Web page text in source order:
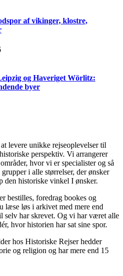
af vikinger, klostre,
og Haveriget Wörlitz:
byer
levere unikke rejseoplevelser til
perspektiv. Vi arrangerer
hvor vi er specialister og så
i alle størrelser, der ønsker
den historiske vinkel I ønsker.
bestilles, foredrag bookes og
læse løs i arkivet med mere end
selv har skrevet. Og vi har været alle
hvor historien har sat sine spor.
hos Historiske Rejser hedder
og religion og har mere end 15